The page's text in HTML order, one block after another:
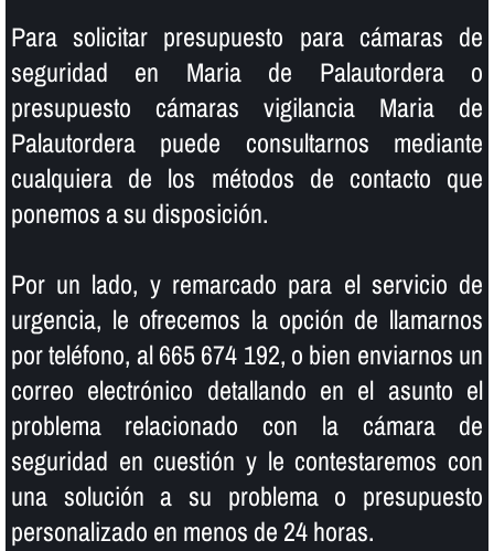
Para solicitar presupuesto para cámaras de
seguridad en Maria de Palautordera o
presupuesto cámaras vigilancia Maria de
Palautordera puede consultarnos mediante
cualquiera de los métodos de contacto que
ponemos a su disposición.
Por un lado, y remarcado para el servicio de
urgencia, le ofrecemos la opción de llamarnos
por teléfono, al 665 674 192, o bien enviarnos un
correo electrónico detallando en el asunto el
problema relacionado con la cámara de
seguridad en cuestión y le contestaremos con
una solución a su problema o presupuesto
personalizado en menos de 24 horas.